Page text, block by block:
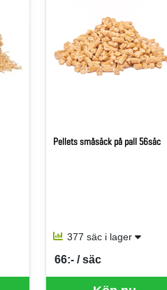
Pellets småsäck på pall 56säc
377 säc i lager
66:- / säc
SEK per SÄC